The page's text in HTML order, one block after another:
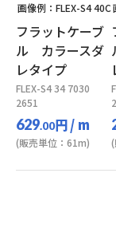
画像例：FLEX-S4 40C
フラットケーブ
ル カラースダ
レタイプ
FLEX-S4 34 7030
2651
629.00円/ m
(販売単位：61m)